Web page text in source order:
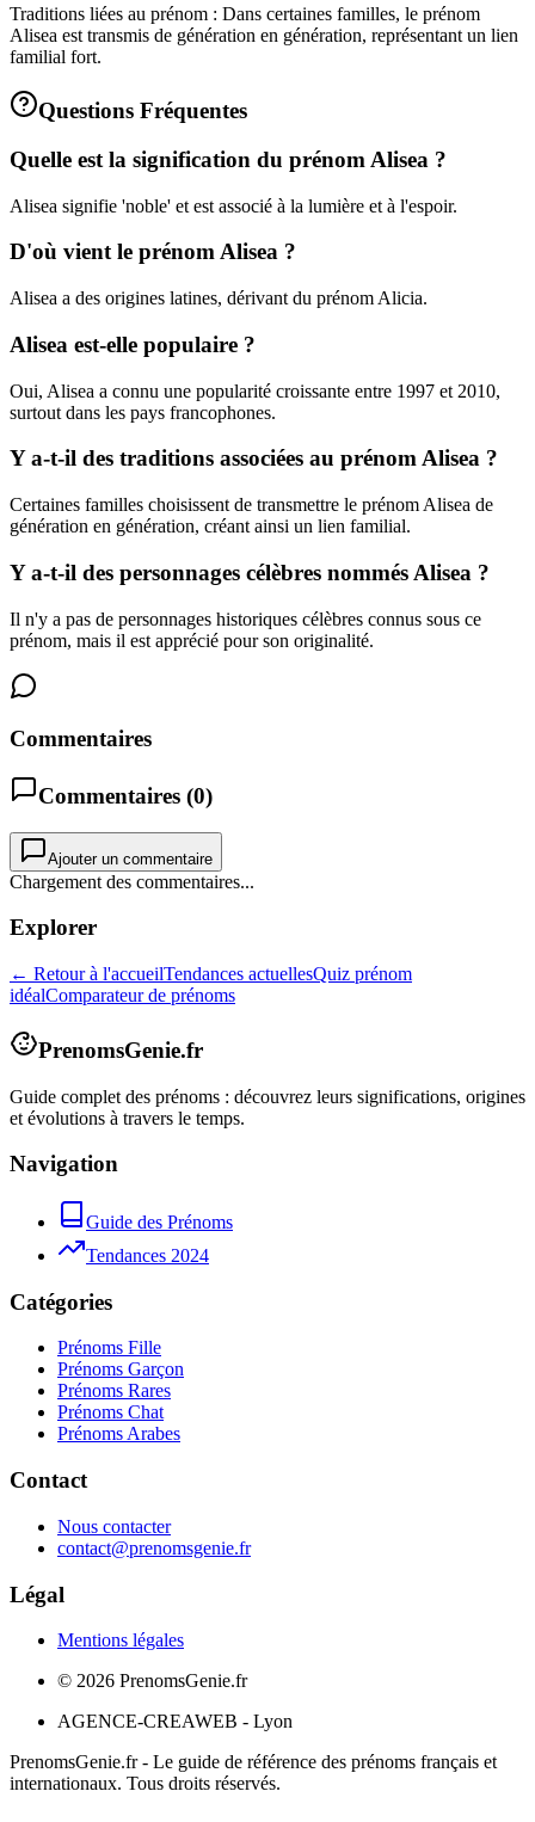
Traditions liées au prénom : Dans certaines familles, le prénom
Alisea est transmis de génération en génération, représentant un lien
familial fort.
Questions Fréquentes
Quelle est la signification du prénom Alisea ?
Alisea signifie 'noble' et est associé à la lumière et à l'espoir.
D'où vient le prénom Alisea ?
Alisea a des origines latines, dérivant du prénom Alicia.
Alisea est-elle populaire ?
Oui, Alisea a connu une popularité croissante entre 1997 et 2010,
surtout dans les pays francophones.
Y a-t-il des traditions associées au prénom Alisea ?
Certaines familles choisissent de transmettre le prénom Alisea de
génération en génération, créant ainsi un lien familial.
Y a-t-il des personnages célèbres nommés Alisea ?
Il n'y a pas de personnages historiques célèbres connus sous ce
prénom, mais il est apprécié pour son originalité.
Commentaires
Commentaires (0)
Ajouter un commentaire
Chargement des commentaires...
Explorer
← Retour à l'accueilTendances actuellesQuiz prénom
idéalComparateur de prénoms
PrenomsGenie.fr
Guide complet des prénoms : découvrez leurs significations, origines
et évolutions à travers le temps.
Navigation
Guide des Prénoms
Tendances 2024
Catégories
Prénoms Fille
Prénoms Garçon
Prénoms Rares
Prénoms Chat
Prénoms Arabes
Contact
Nous contacter
contact@prenomsgenie.fr
Légal
Mentions légales
© 2026 PrenomsGenie.fr
AGENCE-CREAWEB - Lyon
PrenomsGenie.fr - Le guide de référence des prénoms français et
internationaux. Tous droits réservés.